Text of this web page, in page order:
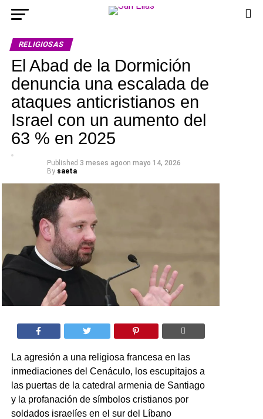
RELIGIOSAS
El Abad de la Dormición
denuncia una escalada de
ataques anticristianos en
Israel con un aumento del
63 % en 2025
Published 3 meses agoon mayo 14, 2026
By saeta
La agresión a una religiosa francesa en las
inmediaciones del Cenáculo, los escupitajos a
las puertas de la catedral armenia de Santiago
y la profanación de símbolos cristianos por
soldados israelíes en el sur del Líbano